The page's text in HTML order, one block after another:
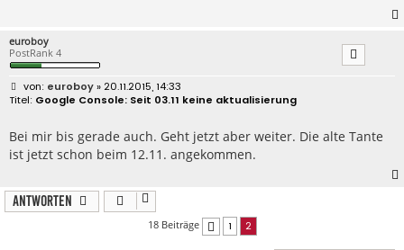
euroboy
PostRank 4
B
e
r
a
g
euroboy» 20.11.2015, 14:33
Google Console: Seit 03.11 keine aktualisierung
Bei mir bis gerade auch. Geht jetzt aber weiter. Die alte Tante
ist jetzt schon beim 12.11. angekommen.
Antworten
18 Beiträge Vorherige
1 2